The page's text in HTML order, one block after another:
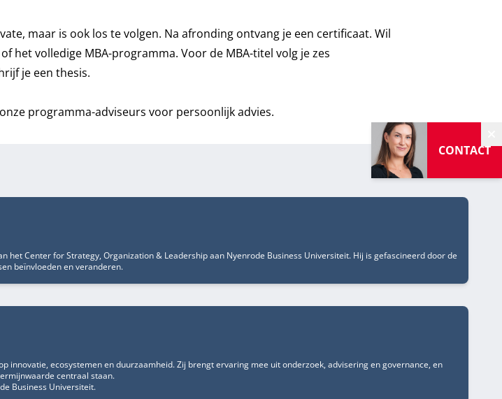
CONTACT
, maar is ook los te volgen. Na afronding ontvang je een certificaat. Wil
het volledige MBA-programma. Voor de MBA-titel volg je zes
je een thesis.
programma-adviseurs voor persoonlijk advies.
het Center for Strategy, Organization & Leadership aan Nyenrode Business Universiteit. Hij is gefascineerd door de
beïnvloeden en veranderen.
innovatie, ecosystemen en duurzaamheid. Zij brengt ervaring mee uit onderzoek, advisering en governance, en
centraal staan.
Business Universiteit.